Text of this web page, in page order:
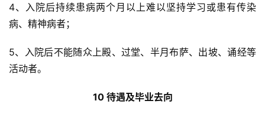
4、入院后持续患病两个月以上难以坚持学习或患有传染
病、精神病者；
5、入院后不能随众上殿、过堂、半月布萨、出坡、诵经等
活动者。
10 待遇及毕业去向